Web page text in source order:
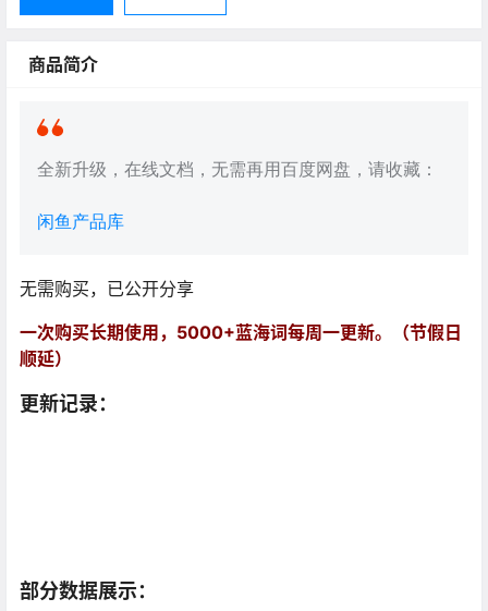
商品简介
全新升级，在线文档，无需再用百度网盘，请收藏：
闲鱼产品库
无需购买，已公开分享
一次购买长期使用，5000+蓝海词每周一更新。（节假日
顺延）
更新记录：
部分数据展示：